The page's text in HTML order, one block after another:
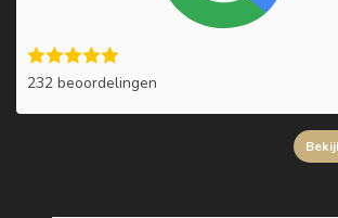
232 beoordelingen